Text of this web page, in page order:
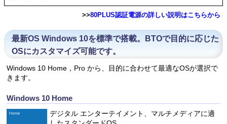
>>80PLUS認証電源の詳しい説明はこちらから
最新OS Windows 10を標準で搭載。BTOで目的に応じた
OSにカスタマイズ可能です。
Windows 10 Home，Pro から、目的に合わせて最適なOSが選択で
きます。
Windows 10 Home
デジタル エンターテイメント、マルチメディアに適